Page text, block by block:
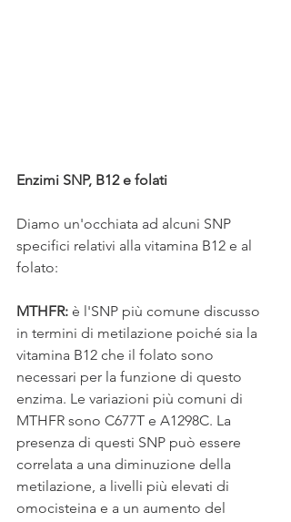
Enzimi SNP, B12 e folati
Diamo un'occhiata ad alcuni SNP
specifici relativi alla vitamina B12 e al
folato:
MTHFR: è l'SNP più comune discusso
in termini di metilazione poiché sia ​​la
vitamina B12 che il folato sono
necessari per la funzione di questo
enzima. Le variazioni più comuni di
MTHFR sono C677T e A1298C. La
presenza di questi SNP può essere
correlata a una diminuzione della
metilazione, a livelli più elevati di
omocisteina e a un aumento del